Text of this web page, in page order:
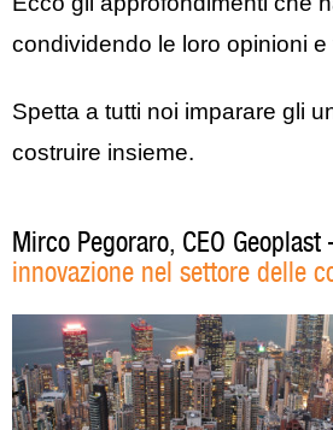
condividendo le loro opinioni
Spetta a tutti noi imparare gli
costruire insieme.
Mirco Pegoraro, CEO Geoplast
innovazione nel settore delle